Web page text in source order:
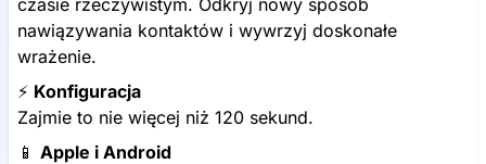
czasie rzeczywistym. Odkryj nowy sposób
nawiązywania kontaktów i wywrzyj doskonałe
wrażenie.
⚡️ Konfiguracja
Zajmie to nie więcej niż 120 sekund.
📱 Apple i Android